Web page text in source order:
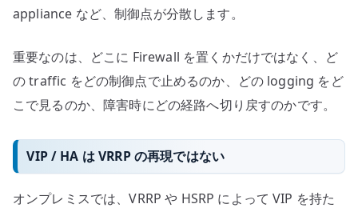
appliance など、制御点が分散します。
重要なのは、どこに Firewall を置くかだけではなく、ど
の traffic をどの制御点で止めるのか、どの logging をど
こで見るのか、障害時にどの経路へ切り戻すのかです。
VIP / HA は VRRP の再現ではない
オンプレミスでは、VRRP や HSRP によって VIP を持た